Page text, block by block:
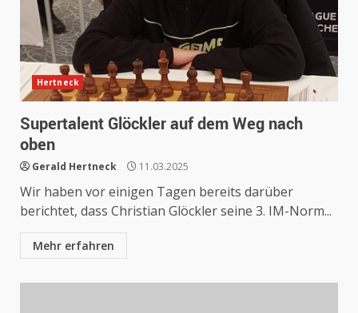
Hertneck
Supertalent Glöckler auf dem Weg nach
oben
Gerald Hertneck 11.03.2025
Wir haben vor einigen Tagen bereits darüber
berichtet, dass Christian Glöckler seine 3. IM-Norm...
Mehr erfahren